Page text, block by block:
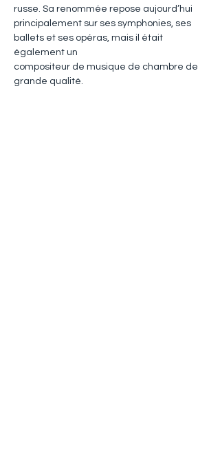
russe. Sa renommée repose aujourd’hui
principalement sur ses symphonies, ses
ballets et ses opéras, mais il était
également un
compositeur de musique de chambre de
grande qualité.